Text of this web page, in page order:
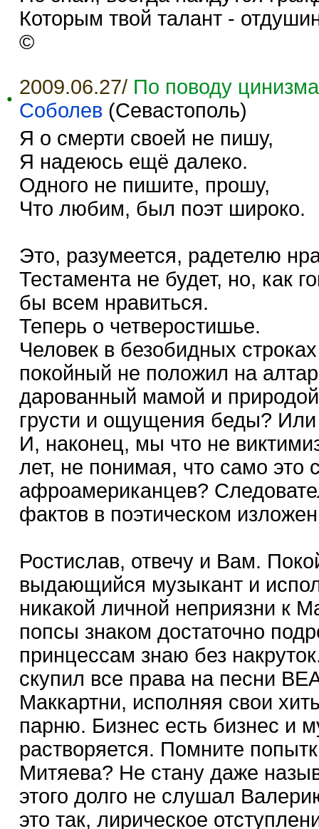
Которым твой талант -
©
2009.06.27/ По поводу
Соболев (Севастополь)
Я о смерти своей не пишу,
Я надеюсь ещё далеко.
Одного не пишите, прошу,
Что любим, был поэт широко.
Это, разумеется, радетелю
Тестамента не будет, но, как
бы всем нравиться.
Теперь о четверостишье.
Человек в безобидных
покойный не положил на
дарованный мамой и
грусти и ощущения беды?
И, наконец, мы что не
лет, не понимая, что само это
афроамериканцев?
фактов в поэтическом
Ростислав, отвечу и Вам.
выдающийся музыкант и
никакой личной неприязни к
попсы знаком достаточно
принцессам знаю без
скупил все права на песни
Маккартни, исполняя свои
парню. Бизнес есть бизнес и
растворяется. Помните
Митяева? Не стану даже
этого долго не слушал
это так, лирическое